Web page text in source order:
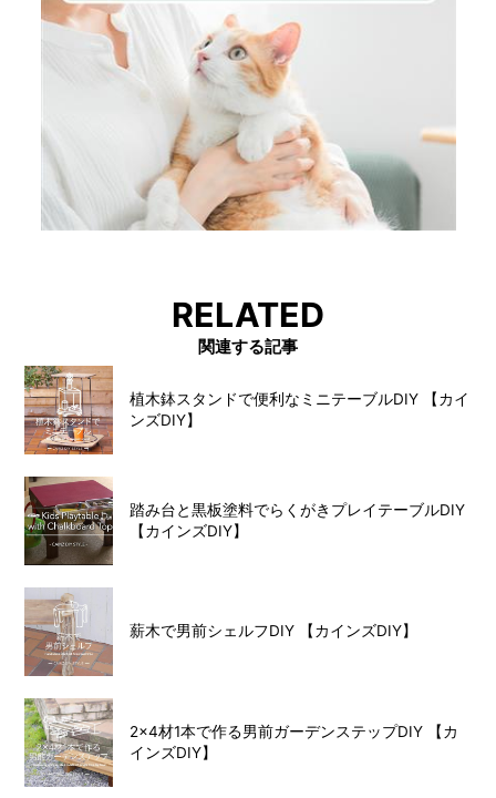
RELATED
関連する記事
植木鉢スタンドで便利なミニテーブルDIY 【カイ
ンズDIY】
踏み台と黒板塗料でらくがきプレイテーブルDIY
【カインズDIY】
薪木で男前シェルフDIY 【カインズDIY】
2×4材1本で作る男前ガーデンステップDIY 【カ
インズDIY】